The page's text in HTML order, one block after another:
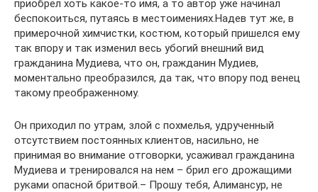
приобрел хоть какое-то имя, а то автор уже начинал
беспокоиться, путаясь в местоимениях.Надев тут же, в
примерочной химчистки, костюм, который пришелся ему
так впору и так изменил весь убогий внешний вид
гражданина Мудиева, что он, гражданин Мудиев,
моментально преобразился, да так, что впору под венец
такому преображенному.
Он приходил по утрам, злой с похмелья, удрученный
отсутствием постоянных клиентов, насильно, не
принимая во внимание отговорки, усаживал гражданина
Мудиева и тренировался на нем – брил его дрожащими
руками опасной бритвой.– Прошу тебя, Алимансур, не